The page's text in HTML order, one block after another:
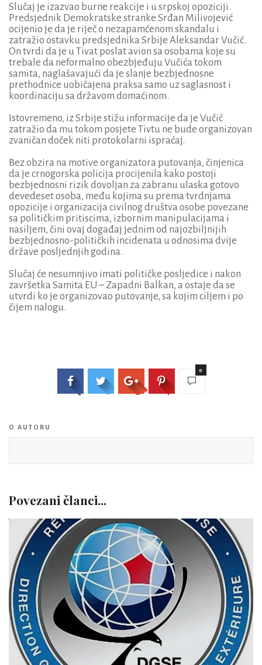
Slučaj je izazvao burne reakcije i u srpskoj opoziciji.
Predsjednik Demokratske stranke Srđan Milivojević
ocijenio je da je riječ o nezapamćenom skandalu i
zatražio ostavku predsjednika Srbije Aleksandar Vučić.
On tvrdi da je u Tivat poslat avion sa osobama koje su
trebale da neformalno obezbjeđuju Vučića tokom
samita, naglašavajući da je slanje bezbjednosne
prethodnice uobičajena praksa samo uz saglasnost i
koordinaciju sa državom domaćinom.
Istovremeno, iz Srbije stižu informacije da je Vučić
zatražio da mu tokom posjete Tivtu ne bude organizovan
zvaničan doček niti protokolarni ispraćaj.
Bez obzira na motive organizatora putovanja, činjenica
da je crnogorska policija procijenila kako postoji
bezbjednosni rizik dovoljan za zabranu ulaska gotovo
devedeset osoba, među kojima su prema tvrdnjama
opozicije i organizacija civilnog društva osobe povezane
sa političkim pritiscima, izbornim manipulacijama i
nasiljem, čini ovaj događaj jednim od najozbiljnijih
bezbjednosno-političkih incidenata u odnosima dvije
države posljednjih godina.
Slučaj će nesumnjivo imati političke posljedice i nakon
završetka Samita EU – Zapadni Balkan, a ostaje da se
utvrdi ko je organizovao putovanje, sa kojim ciljem i po
čijem nalogu.
0
O AUTORU
Povezani članci...